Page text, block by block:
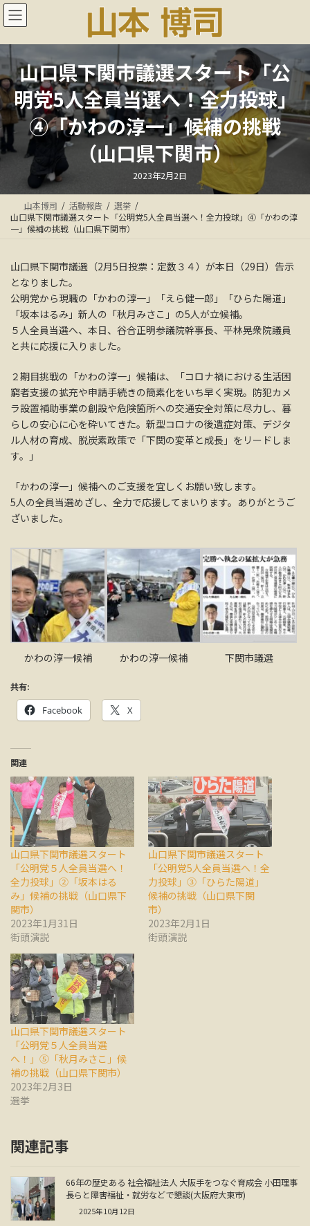
コ
ン
ン
ツ
へ
ス
キ
ッ
プ
ナ
ビ
ー
シ
ョ
ン
に
移
動
山口県下関市議選スタート「公
明党5人全員当選へ！全力投球」
④「かわの淳一」候補の挑戦
（山口県下関市）
最
終
更
新
日
時
:
2023年2月2日
山本博司 活動報告
選挙
山口県下関市議選スタート「公明党5人全員当選へ！全力投球」④「かわの淳
一」候補の挑戦（山口県下関市）
山口県下関市議選（2月5日投票：定数３４）が本日（29日）告示
となりました。
公明党から現職の「かわの淳一」「えら健一郎」「ひらた陽道」
「坂本はるみ」新人の「秋月みさこ」の5人が立候補。
５人全員当選へ、本日、谷合正明参議院幹事長、平林晃衆院議員
と共に応援に入りました。
２期目挑戦の「かわの淳一」候補は、「コロナ禍における生活困
窮者支援の拡充や申請手続きの簡素化をいち早く実現。防犯カメ
ラ設置補助事業の創設や危険箇所への交通安全対策に尽力し、暮
らしの安心に心を砕いてきた。新型コロナの後遺症対策、デジタ
ル人材の育成、脱炭素政策で「下関の変革と成長」をリードしま
す。」
「かわの淳一」候補へのご支援を宜しくお願い致します。
5人の全員当選めざし、全力で応援してまいります。ありがとうご
ざいました。
かわの淳一候補 かわの淳一候補 下関市議選
共有:
Facebook X
関連
山口県下関市議選スタート
「公明党５人全員当選へ！
全力投球」②「坂本はる
み」候補の挑戦（山口県下
関市）
2023年1月31日
街頭演説
山口県下関市議選スタート
「公明党5人全員当選へ！全
力投球」③「ひらた陽道」
候補の挑戦（山口県下関
市）
2023年2月1日
街頭演説
山口県下関市議選スタート
「公明党５人全員当選
へ！」⑤「秋月みさこ」候
補の挑戦（山口県下関市）
2023年2月3日
選挙
関連記事
66年の歴史ある 社会福祉法人 大阪手をつなぐ育成会 小田理事
長らと障害福祉・就労などで懇談(大阪府大東市)
2025年10月12日